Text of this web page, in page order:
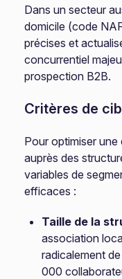
Dans un secteur
domicile (code
précises et
concurrentiel
prospection B2B.
Critères de
Pour optimiser
auprès des
variables de
efficaces :
Taille de la
association
radicalement
000